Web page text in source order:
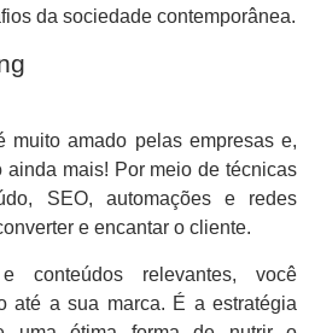
da sociedade contemporânea.
muito amado pelas empresas e,
mais! Por meio de técnicas
SEO, automações e redes
e encantar o cliente.
conteúdos relevantes, você
até a sua marca. É a estratégia